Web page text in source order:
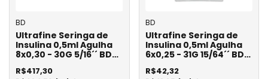
BD
Ultrafine Seringa de
Insulina 0,5ml Agulha
8x0,30 - 30G 5/16´´ BD
100
R$417,30
BD
Ultrafine Seringa de
Insulina 0,5ml Agulha
6x0,25 - 31G 15/64´´ BD
R$42,32